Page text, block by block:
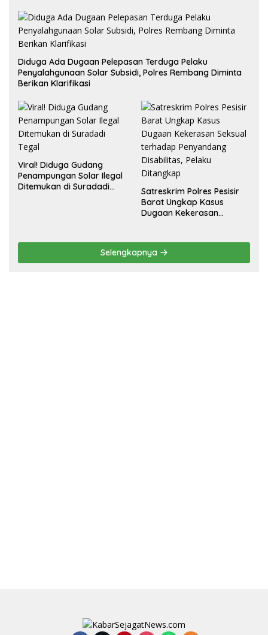
Diduga Ada Dugaan Pelepasan Terduga Pelaku
Penyalahgunaan Solar Subsidi, Polres Rembang Diminta
Berikan Klarifikasi
Viral! Diduga Gudang
Penampungan Solar Ilegal
Ditemukan di Suradadi
Satreskrim Polres Pesisir
Barat Ungkap Kasus
Dugaan Kekerasan
Pelaku Ditangkap
Selengkapnya